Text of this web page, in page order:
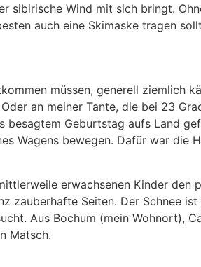
sibirische Wind mit sich bringt.
auch eine Skimaske tragen
müssen, generell ziemlich
an meiner Tante, die bei 23
besagtem Geburtstag aufs Land
Wagens bewegen. Dafür war
erwachsenen Kinder
zauberhafte Seiten. Der Schnee
Aus Bochum (mein Wohnort),
Matsch.